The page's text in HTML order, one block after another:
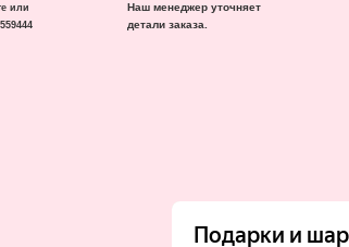
или
Наш менеджер уточняет
детали заказа.